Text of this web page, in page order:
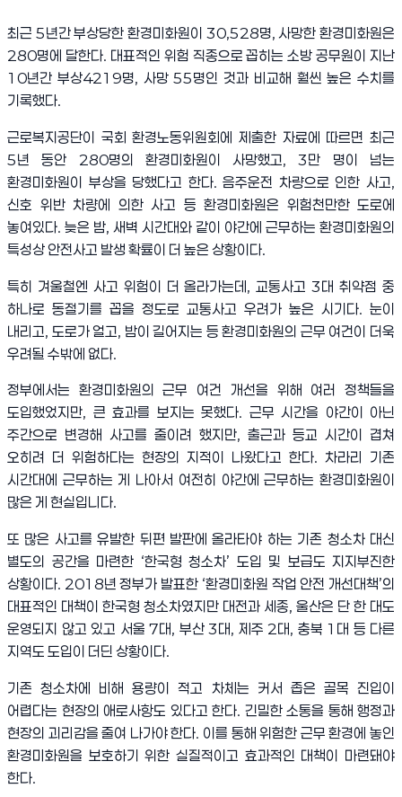
최근 5년간 부상당한 환경미화원이 30,528명,사망한 환경미화원은
280명에 달한다. 대표적인 위험 직종으로 꼽히는 소방 공무원이 지난
10년간 부상4219명, 사망55명인 것과 비교해 훨씬 높은 수치를
기록했다.
근로복지공단이 국회 환경노동위원회에 제출한 자료에 따르면 최근
5년 동안 280명의 환경미화원이 사망했고, 3만 명이 넘는
환경미화원이 부상을 당했다고 한다.음주운전 차량으로 인한 사고,
신호 위반 차량에 의한 사고 등 환경미화원은 위험천만한 도로에
놓여있다. 늦은 밤, 새벽 시간대와 같이 야간에 근무하는 환경미화원의
특성상 안전사고 발생 확률이 더 높은 상황이다.
특히 겨울철엔 사고 위험이 더 올라가는데 ,교통사고3대 취약점 중
하나로 동절기를 꼽을 정도로 교통사고 우려가 높은 시기다. 눈이
내리고, 도로가 얼고, 밤이 길어지는 등 환경미화원의 근무 여건이 더욱
우려될 수밖에 없다.
정부에서는 환경미화원의 근무 여건 개선을 위해 여러 정책들을
도입했었지만, 큰 효과를 보지는 못했다. 근무 시간을 야간이 아닌
주간으로 변경해 사고를 줄이려 했지만, 출근과 등교 시간이 겹쳐
오히려 더 위험하다는 현장의 지적이 나왔다고 한다. 차라리 기존
시간대에 근무하는 게 나아서 여전히 야간에 근무하는 환경미화원이
많은 게 현실입니다.
또 많은 사고를 유발한 뒤편 발판에 올라타야 하는 기존 청소차 대신
별도의 공간을 마련한 ‘한국형 청소차’ 도입 및 보급도 지지부진한
상황이다. 2018년 정부가 발표한 ‘환경미화원 작업 안전 개선대책’의
대표적인 대책이 한국형 청소차였지만 대전과 세종, 울산은 단 한 대도
운영되지 않고 있고 서울 7대, 부산 3대, 제주 2대, 충북 1 대 등 다른
지역도 도입이 더딘 상황이다.
기존 청소차에 비해 용량이 적고 차체는 커서 좁은 골목 진입이
어렵다는 현장의 애로사항도 있다고 한다. 긴밀한 소통을 통해 행정과
현장의 괴리감을 줄여 나가야 한다. 이를 통해 위험한 근무 환경에 놓인
환경미화원을 보호하기 위한 실질적이고 효과적인 대책이 마련돼야
한다.